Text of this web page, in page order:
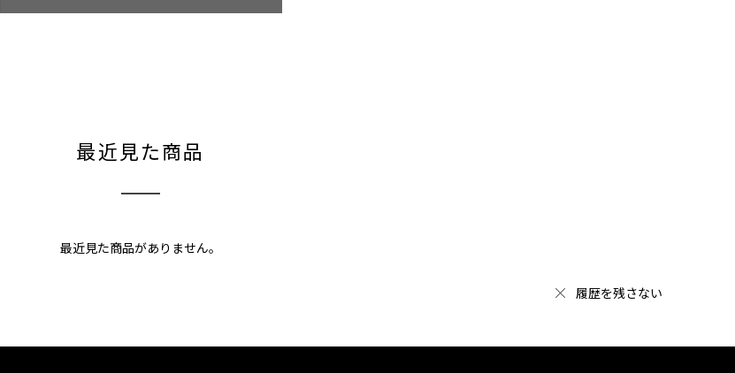
最近見た商品
最近見た商品がありません。
履歴を残さない